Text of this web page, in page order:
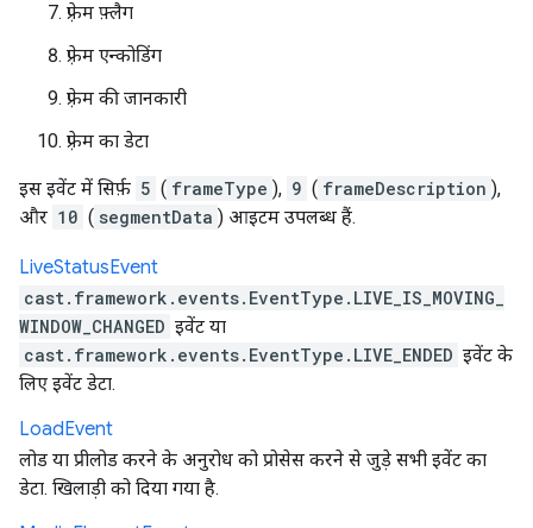
फ़्रेम फ़्लैग
फ़्रेम एन्कोडिंग
फ़्रेम की जानकारी
फ़्रेम का डेटा
इस इवेंट में सिर्फ़ 5 ( frameType ), 9 ( frameDescription ),
और 10 ( segmentData ) आइटम उपलब्ध हैं.
LiveStatusEvent
cast.framework.events.EventType.LIVE_IS_MOVING_
WINDOW_CHANGED इवेंट या
cast.framework.events.EventType.LIVE_ENDED इवेंट के
लिए इवेंट डेटा.
LoadEvent
लोड या प्रीलोड करने के अनुरोध को प्रोसेस करने से जुड़े सभी इवेंट का
डेटा. खिलाड़ी को दिया गया है.